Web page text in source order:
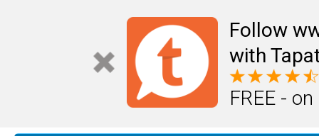
Follow
with
FREE -